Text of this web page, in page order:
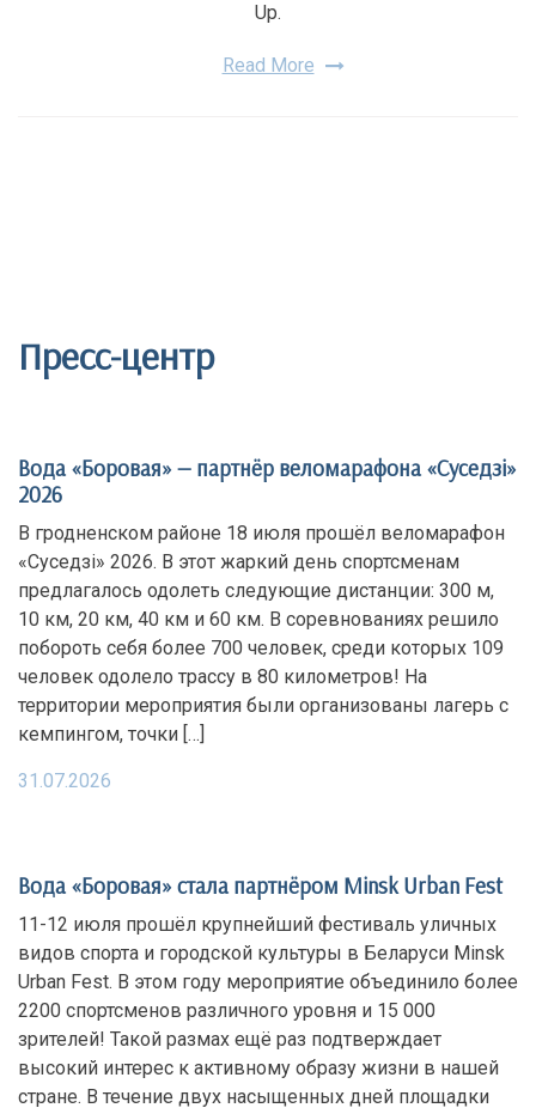
Up.
Read More
Пресс-центр
Вода «Боровая» — партнёр веломарафона «Суседзi»
2026
В гродненском районе 18 июля прошёл веломарафон
«Суседзi» 2026. В этот жаркий день спортсменам
предлагалось одолеть следующие дистанции: 300 м,
10 км, 20 км, 40 км и 60 км. В соревнованиях решило
побороть себя более 700 человек, среди которых 109
человек одолело трассу в 80 километров! На
территории мероприятия были организованы лагерь с
кемпингом, точки […]
31.07.2026
Вода «Боровая» стала партнёром Minsk Urban Fest
11-12 июля прошёл крупнейший фестиваль уличных
видов спорта и городской культуры в Беларуси Minsk
Urban Fest. В этом году мероприятие объединило более
2200 спортсменов различного уровня и 15 000
зрителей! Такой размах ещё раз подтверждает
высокий интерес к активному образу жизни в нашей
стране. В течение двух насыщенных дней площадки